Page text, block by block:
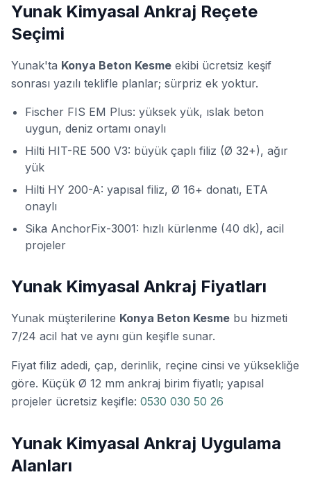
Yunak Kimyasal Ankraj Reçete
Seçimi
Yunak'ta Konya Beton Kesme ekibi ücretsiz keşif
sonrası yazılı teklifle planlar; sürpriz ek yoktur.
Fischer FIS EM Plus: yüksek yük, ıslak beton
uygun, deniz ortamı onaylı
Hilti HIT-RE 500 V3: büyük çaplı filiz (Ø 32+), ağır
yük
Hilti HY 200-A: yapısal filiz, Ø 16+ donatı, ETA
onaylı
Sika AnchorFix-3001: hızlı kürlenme (40 dk), acil
projeler
Yunak Kimyasal Ankraj Fiyatları
Yunak müşterilerine Konya Beton Kesme bu hizmeti
7/24 acil hat ve aynı gün keşifle sunar.
Fiyat filiz adedi, çap, derinlik, reçine cinsi ve yüksekliğe
göre. Küçük Ø 12 mm ankraj birim fiyatlı; yapısal
projeler ücretsiz keşifle: 0530 030 50 26
Yunak Kimyasal Ankraj Uygulama
Alanları